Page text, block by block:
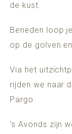
de kust.
Beneden loop
op de golven
Via het
rijden we naar
Pargo.
's Avonds zijn